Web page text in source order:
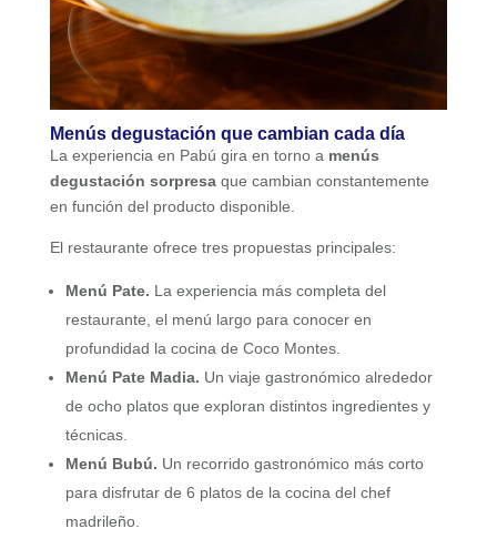
Menús degustación que cambian cada día
La experiencia en Pabú gira en torno a menús
degustación sorpresaque cambian constantemente
en función del producto disponible.
El restaurante ofrece tres propuestas principales:
Menú Pate. La experiencia más completa del
restaurante, el menú largo para conocer en
profundidad la cocina de Coco Montes.
Menú Pate Madia. Un viaje gastronómico alrededor
de ocho platos que exploran distintos ingredientes y
técnicas.
Menú Bubú. Un recorrido gastronómico más corto
para disfrutar de 6 platos de la cocina del chef
madrileño.